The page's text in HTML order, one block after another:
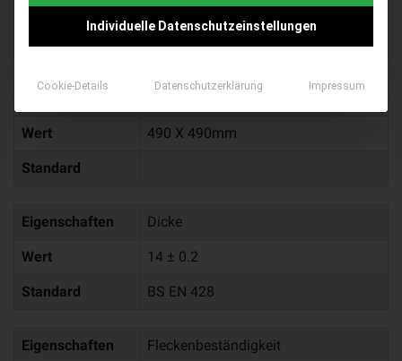
Wert 2.5 kg / Fliese
Standard
Wert 490 X 490mm
Standard
Eigenschaften Dicke
Wert 14 ± 0.2
Standard BS EN 428
Eigenschaften Fleckenbeständigkeit
Individuelle Datenschutzeinstellungen
Cookie-Details Datenschutzerklärung Impressum